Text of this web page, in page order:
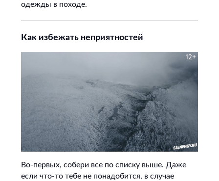
одежды в походе.
Как избежать неприятностей
Во-первых, собери все по списку выше. Даже
если что-то тебе не понадобится, в случае